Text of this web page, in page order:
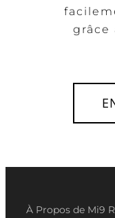
grâce
À Propos de Mi9